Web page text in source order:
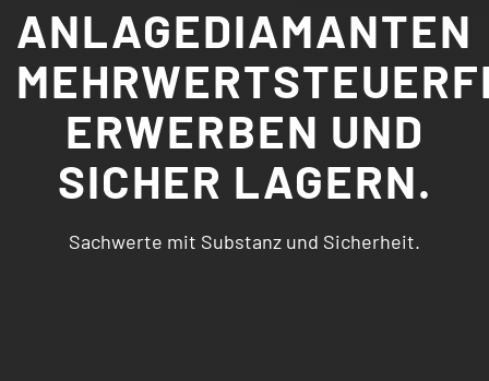
ANLAGEDIAMANTEN
ERWERBEN UND
SICHER LAGERN.
Sachwerte mit Substanz und Sicherheit.